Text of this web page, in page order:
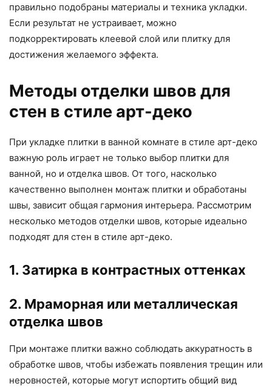
правильно подобраны материалы и техника укладки.
Если результат не устраивает, можно
подкорректировать клеевой слой или плитку для
достижения желаемого эффекта.
Методы отделки швов для
стен в стиле арт-деко
При укладке плитки в ванной комнате в стиле арт-деко
важную роль играет не только выбор плитки для
ванной, но и отделка швов. От того, насколько
качественно выполнен монтаж плитки и обработаны
швы, зависит общая гармония интерьера. Рассмотрим
несколько методов отделки швов, которые идеально
подходят для стен в стиле арт-деко.
1. Затирка в контрастных оттенках
2. Мраморная или металлическая
отделка швов
При монтаже плитки важно соблюдать аккуратность в
обработке швов, чтобы избежать появления трещин или
неровностей, которые могут испортить общий вид